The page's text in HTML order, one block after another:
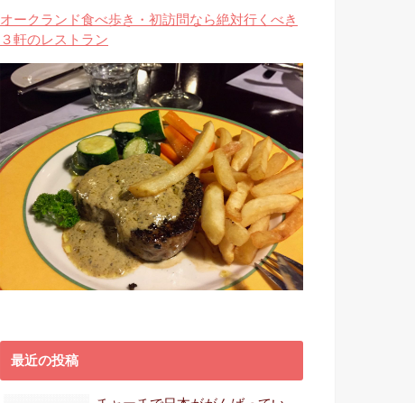
オークランド食べ歩き・初訪問なら絶対行くべき
３軒のレストラン
最近の投稿